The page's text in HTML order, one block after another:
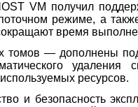
VM получил
режиме, а
время
— дополнены
ресурсов.
безопасность